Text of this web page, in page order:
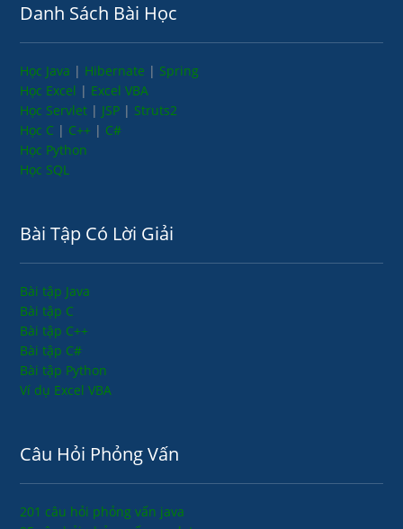
Danh Sách Bài Học
Học Java | Hibernate | Spring
Học Excel | Excel VBA
Học Servlet | JSP | Struts2
Học C | C++ | C#
Học Python
Học SQL
Bài Tập Có Lời Giải
Bài tập Java
Bài tập C
Bài tập C++
Bài tập C#
Bài tập Python
Ví dụ Excel VBA
Câu Hỏi Phỏng Vấn
201 câu hỏi phỏng vấn java